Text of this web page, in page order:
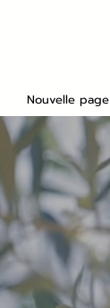
Nouvelle page